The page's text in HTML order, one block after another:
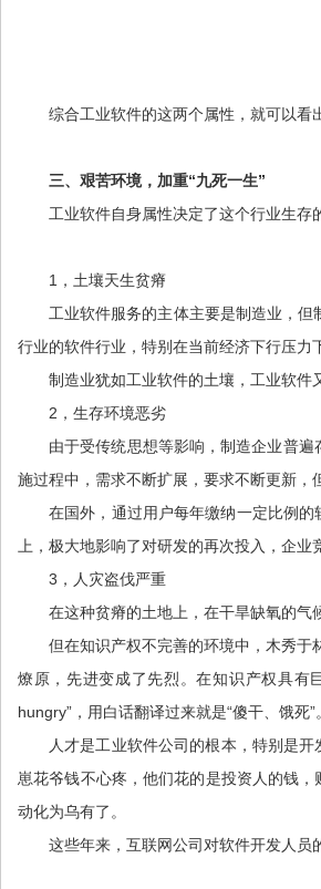
综合工业软件的这两个属性，就可以看
三、艰苦环境，加重“九死一生”
工业软件自身属性决定了这个行业生存
1，土壤天生贫瘠
工业软件服务的主体主要是制造业，
行业的软件行业，特别在当前经济下行压力
制造业犹如工业软件的土壤，工业软件
2，生存环境恶劣
由于受传统思想等影响，制造企业普遍
施过程中，需求不断扩展，要求不断更新，
在国外，通过用户每年缴纳一定比例
上，极大地影响了对研发的再次投入，企业
3，人灾盗伐严重
在这种贫瘠的土地上，在干旱缺氧的气
但在知识产权不完善的环境中，木秀
燎原，先进变成了先烈。在知识产权具有
hungry”，用白话翻译过来就是“傻干、饿死”。
人才是工业软件公司的根本，特别是
崽花爷钱不心疼，他们花的是投资人的钱
动化为乌有了。
这些年来，互联网公司对软件开发人员